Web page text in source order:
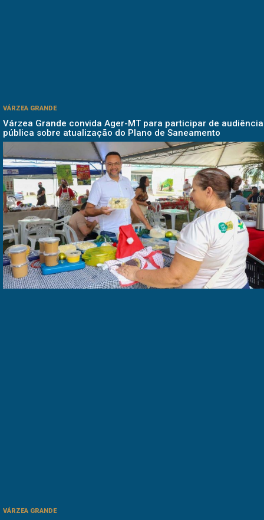
VÁRZEA GRANDE
Várzea Grande convida Ager-MT para participar de audiência
pública sobre atualização do Plano de Saneamento
VÁRZEA GRANDE